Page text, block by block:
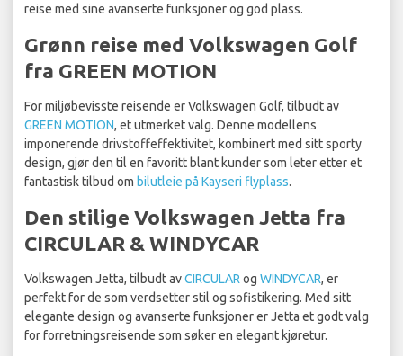
reise med sine avanserte funksjoner og god plass.
Grønn reise med Volkswagen Golf
fra GREEN MOTION
For miljøbevisste reisende er Volkswagen Golf, tilbudt av
GREEN MOTION, et utmerket valg. Denne modellens
imponerende drivstoffeffektivitet, kombinert med sitt sporty
design, gjør den til en favoritt blant kunder som leter etter et
fantastisk tilbud om bilutleie på Kayseri flyplass.
Den stilige Volkswagen Jetta fra
CIRCULAR & WINDYCAR
Volkswagen Jetta, tilbudt avCIRCULAR og WINDYCAR, er
perfekt for de som verdsetter stil og sofistikering. Med sitt
elegante design og avanserte funksjoner er Jetta et godt valg
for forretningsreisende som søker en elegant kjøretur.